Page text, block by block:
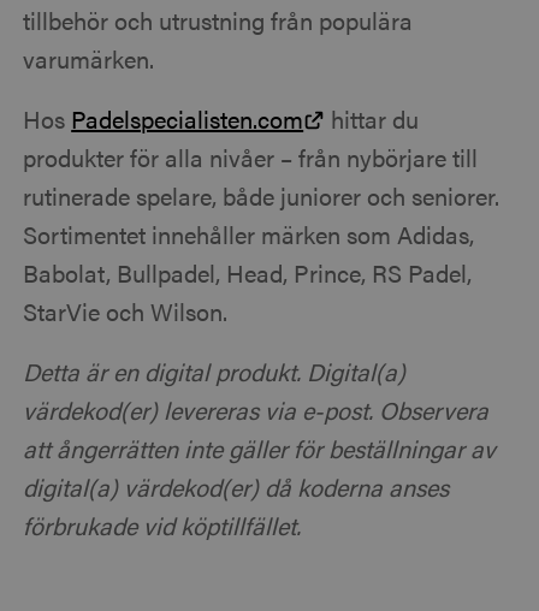
tillbehör och utrustning från populära
varumärken.
Hos Padelspecialisten.com
hittar du
produkter för alla nivåer – från nybörjare till
rutinerade spelare, både juniorer och seniorer.
Sortimentet innehåller märken som Adidas,
Babolat, Bullpadel, Head, Prince, RS Padel,
StarVie och Wilson.
Detta är en digital produkt. Digital(a)
värdekod(er) levereras via e-post. Observera
att ångerrätten inte gäller för beställningar av
digital(a) värdekod(er) då koderna anses
förbrukade vid köptillfället.